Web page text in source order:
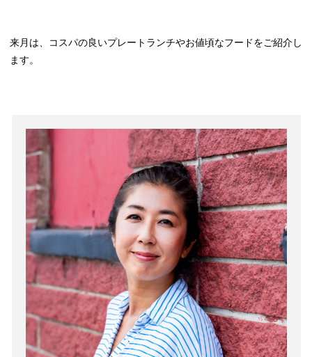
来月は、コスパの良いプレートランチやお値頃なフードをご紹介し
ます。